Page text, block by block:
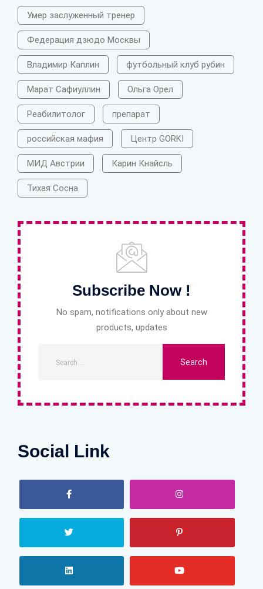
Умер заслуженный тренер
Федерация дзюдо Москвы
Владимир Каплин футбольный клуб рубин
Марат Сафиуллин Ольга Орел
Реабилитолог препарат
российская мафия Центр GORKI
МИД Австрии Карин Кнайсль
Тихая Сосна
Subscribe Now !
No spam, notifications only about new
products, updates
Social Link